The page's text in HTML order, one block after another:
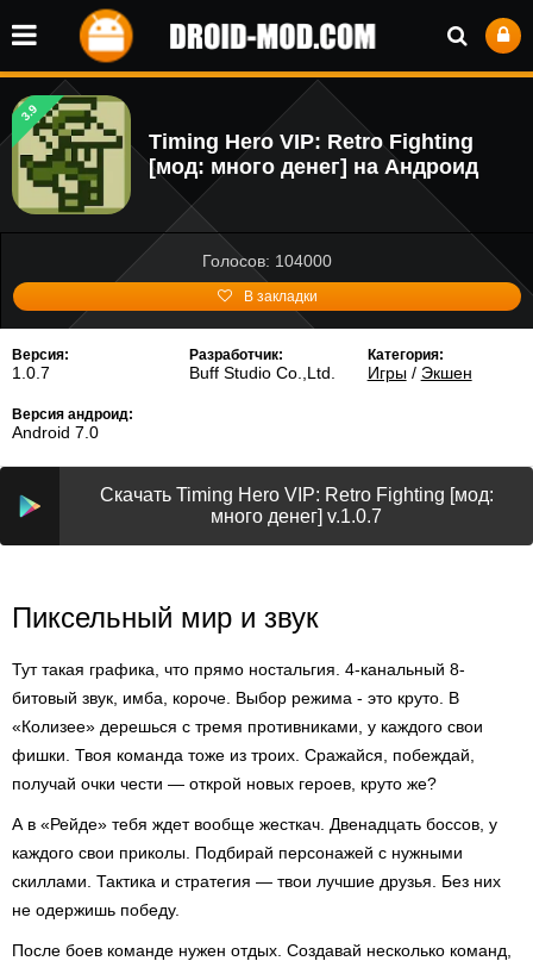
3.9
Timing Hero VIP: Retro Fighting
[мод: много денег] на Андроид
Голосов: 104000
В закладки
Версия:
1.0.7
Разработчик:
Buff Studio Co.,Ltd.
Категория:
Игры/ Экшен
Версия андроид:
Android 7.0
Скачать Timing Hero VIP: Retro Fighting [мод:
много денег] v.1.0.7
Пиксельный мир и звук
Тут такая графика, что прямо ностальгия. 4-канальный 8-
битовый звук, имба, короче. Выбор режима - это круто. В
«Колизее» дерешься с тремя противниками, у каждого свои
фишки. Твоя команда тоже из троих. Сражайся, побеждай,
получай очки чести — открой новых героев, круто же?
А в «Рейде» тебя ждет вообще жесткач. Двенадцать боссов, у
каждого свои приколы. Подбирай персонажей с нужными
скиллами. Тактика и стратегия — твои лучшие друзья. Без них
не одержишь победу.
После боев команде нужен отдых. Создавай несколько команд,